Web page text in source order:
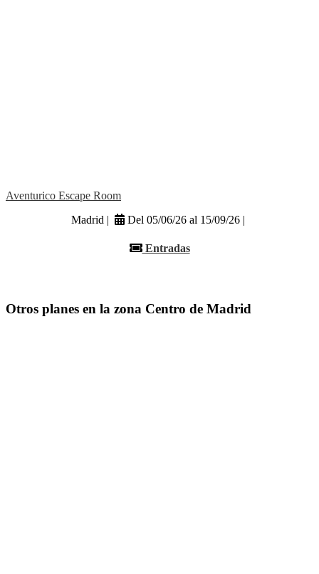
Aventurico Escape Room
Madrid |
Del 05/06/26 al 15/09/26 |
Entradas
Otros planes en la zona Centro de Madrid